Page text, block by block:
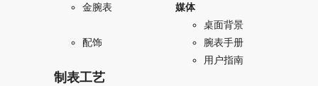
金腕表
配饰
制表工艺
媒体
桌面背景
腕表手册
用户指南